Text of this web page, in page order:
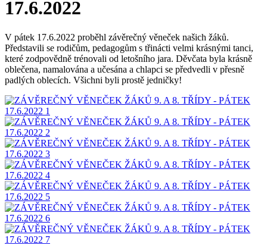
17.6.2022
V pátek 17.6.2022 proběhl závěrečný věneček našich žáků.
Představili se rodičům, pedagogům s třinácti velmi krásnými tanci,
které zodpovědně trénovali od letošního jara. Děvčata byla krásně
oblečena, namalována a učesána a chlapci se předvedli v přesně
padlých oblecích. Všichni byli prostě jedničky!